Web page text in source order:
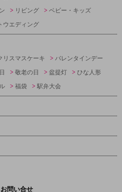
リビング
ベビー・キッズ
エディング
リスマスケーキ
バレンタインデー
敬老の日 盆提灯
ひな人形
福袋 駅弁大会
問い合せ